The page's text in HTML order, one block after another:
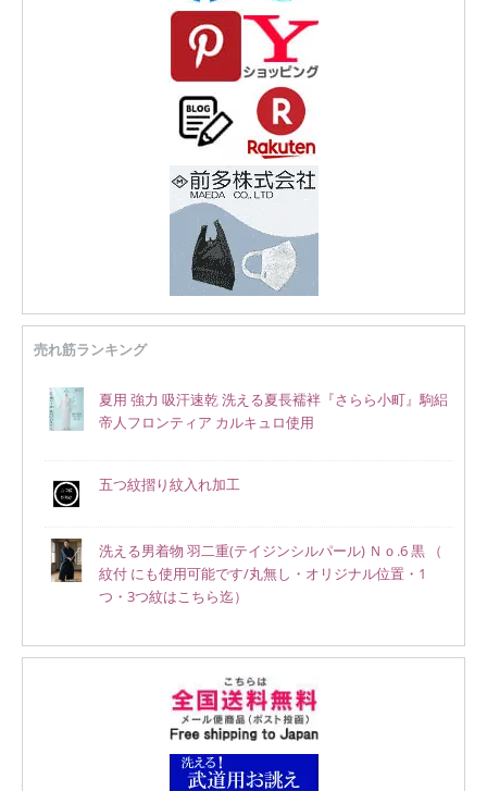
売れ筋ランキング
夏用 強力 吸汗速乾 洗える夏長襦袢『さらら小町』駒絽
帝人フロンティア カルキュロ使用
五つ紋摺り紋入れ加工
洗える男着物 羽二重(テイジンシルパール) Ｎｏ.6 黒 （
紋付 にも使用可能です/丸無し・オリジナル位置・1
つ・3つ紋はこちら迄）